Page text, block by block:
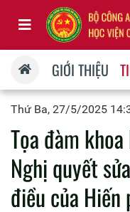
GIỚI THIỆU
Thứ Ba, 27/5/2025
Tọa đàm
Nghị quyết
điều của Hiến